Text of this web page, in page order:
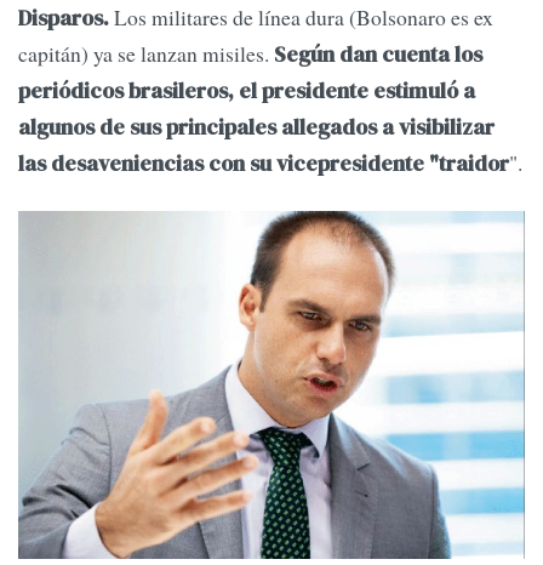
Disparos.Los militares de línea dura (Bolsonaro es ex
capitán) ya se lanzan misiles. Según dan cuenta los
periódicos brasileros, el presidente estimuló a
algunos de sus principales allegados a visibilizar
las desaveniencias con su vicepresidente "traidor".